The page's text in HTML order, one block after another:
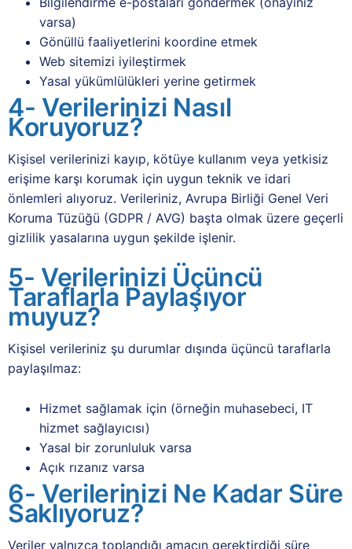
varsa)
Gönüllü faaliyetlerini koordine etmek
Web sitemizi iyileştirmek
Yasal yükümlülükleri yerine getirmek
4- Verilerinizi Nasıl
Koruyoruz?
Kişisel verilerinizi kayıp, kötüye kullanım veya yetkisiz
erişime karşı korumak için uygun teknik ve idari
önlemleri alıyoruz. Verileriniz, Avrupa Birliği Genel Veri
Koruma Tüzüğü (GDPR / AVG) başta olmak üzere geçerli
gizlilik yasalarına uygun şekilde işlenir.
5- Verilerinizi Üçüncü
Taraflarla Paylaşıyor
muyuz?
Kişisel verileriniz şu durumlar dışında üçüncü taraflarla
paylaşılmaz:
Hizmet sağlamak için (örneğin muhasebeci, IT
hizmet sağlayıcısı)
Yasal bir zorunluluk varsa
Açık rızanız varsa
6- Verilerinizi Ne Kadar Süre
Saklıyoruz?
Veriler yalnızca toplandığı amacın gerektirdiği süre